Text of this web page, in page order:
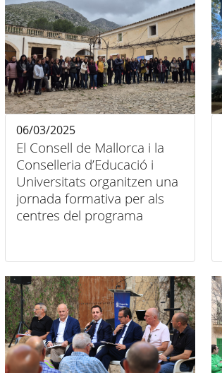
El Consell de Mallorca i la
Conselleria d’Educació i
Universitats organitzen una
jornada formativa per als
centres del programa
06/03/2025